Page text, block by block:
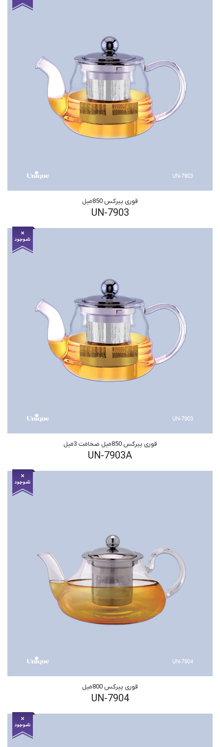
قوری پیرکس 850میل
UN-7903
قوری پیرکس 850میل ضخامت 3میل
UN-7903A
قوری پیرکس 800میل
UN-7904